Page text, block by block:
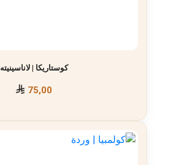
كوستاريكا | لاناسينيته
75,00